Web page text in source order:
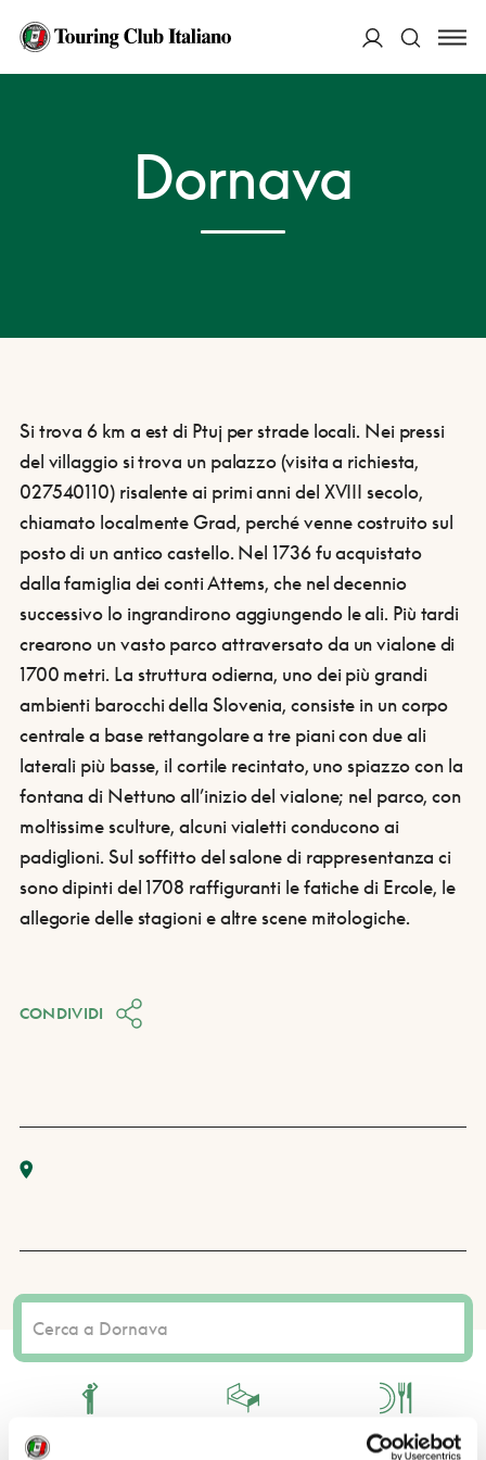
HOME
Dornava
Si trova 6 km a est di Ptuj per strade locali. Nei pressi
del villaggio si trova un palazzo (visita a richiesta,
027540110) risalente ai primi anni del XVIII secolo,
chiamato localmente Grad, perché venne costruito sul
posto di un antico castello. Nel 1736 fu acquistato
dalla famiglia dei conti Attems, che nel decennio
successivo lo ingrandirono aggiungendo le ali. Più tardi
crearono un vasto parco attraversato da un vialone di
1700 metri. La struttura odierna, uno dei più grandi
ambienti barocchi della Slovenia, consiste in un corpo
centrale a base rettangolare a tre piani con due ali
laterali più basse, il cortile recintato, uno spiazzo con la
fontana di Nettuno all’inizio del vialone; nel parco, con
moltissime sculture, alcuni vialetti conducono ai
padiglioni. Sul soffitto del salone di rappresentanza ci
sono dipinti del 1708 raffiguranti le fatiche di Ercole, le
allegorie delle stagioni e altre scene mitologiche.
CONDIVIDI